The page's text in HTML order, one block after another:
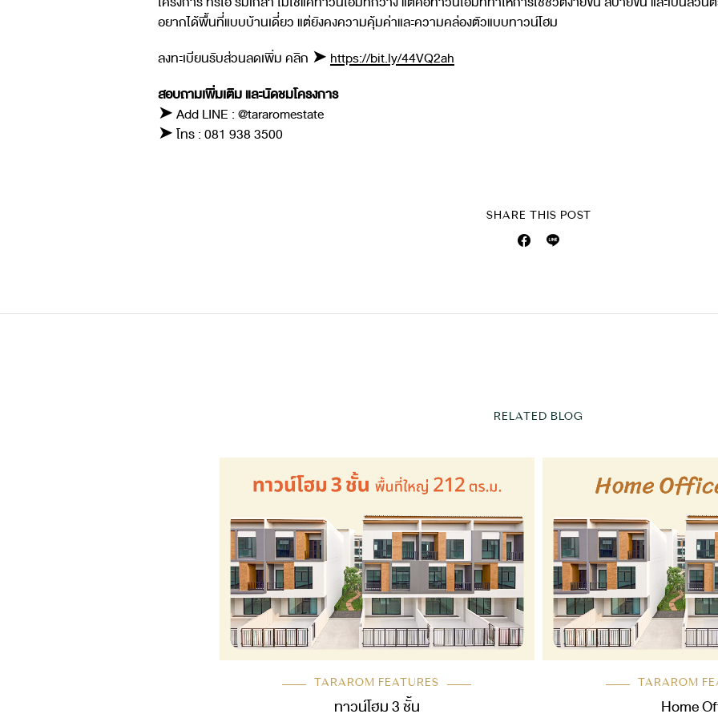
อยากได้พื้นที่แบบบ้านเดี่ยว แต่ยังคงความคุ้มค่าและความคล่องตัวแบบทาวน์โฮม
ลงทะเบียนรับส่วนลดเพิ่ม คลิก ➤ https://bit.ly/44VQ2ah
สอบถามเพิ่มเติม และนัดชมโครงการ
➤ Add LINE : @tararomestate
➤ โทร : 081 938 3500
SHARE THIS POST
RELATED BLOG
TARAROM FEATURES
ทาวน์โฮม 3 ชั้น
TARAROM
Home